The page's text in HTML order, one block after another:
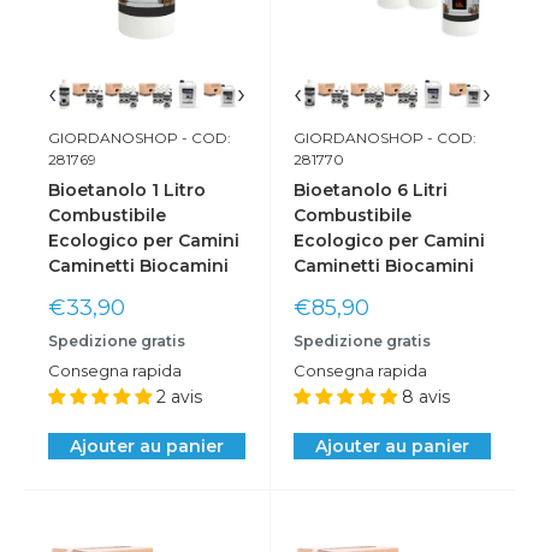
‹ ›
GIORDANOSHOP - COD:
281769
Bioetanolo 1 Litro
Combustibile
Ecologico per Camini
Caminetti Biocamini
Prix
réduit
€33,90
Spedizione gratis
Consegna rapida
2 avis
Ajouter au panier
‹ ›
GIORDANOSHOP - COD:
281770
Bioetanolo 6 Litri
Combustibile
Ecologico per Camini
Caminetti Biocamini
Prix
réduit
€85,90
Spedizione gratis
Consegna rapida
8 avis
Ajouter au panier